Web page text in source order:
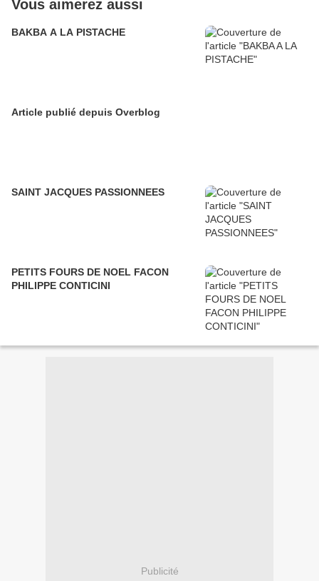
Vous aimerez aussi
BAKBA A LA PISTACHE
Article publié depuis Overblog
SAINT JACQUES PASSIONNEES
PETITS FOURS DE NOEL FACON
PHILIPPE CONTICINI
Publicité